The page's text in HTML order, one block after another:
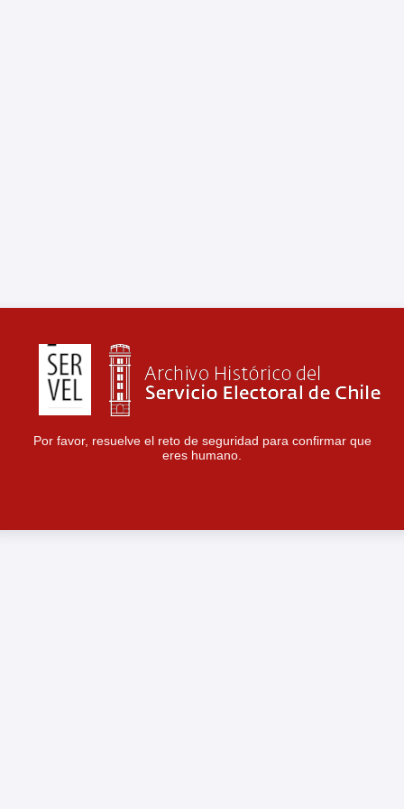
Por favor, resuelve el reto de seguridad para confirmar que
eres humano.